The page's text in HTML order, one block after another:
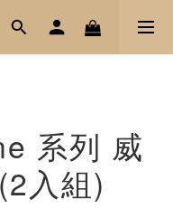
系列 威
入組)